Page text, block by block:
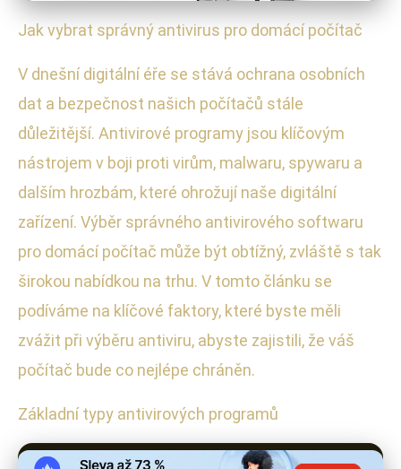
Jak vybrat nejlepší antivirus:
· 4 min čtení · Autor: Radek Kovář
Jak vybrat správný antivirus pro domácí počítač
V dnešní digitální éře se stává ochrana osobních
dat a bezpečnost našich počítačů stále
důležitější. Antivirové programy jsou klíčovým
nástrojem v boji proti virům, malwaru, spywaru a
dalším hrozbám, které ohrožují naše digitální
zařízení. Výběr správného antivirového softwaru
pro domácí počítač může být obtížný, zvláště s tak
širokou nabídkou na trhu. V tomto článku se
podíváme na klíčové faktory, které byste měli
zvážit při výběru antiviru, abyste zajistili, že váš
počítač bude co nejlépe chráněn.
Základní typy antivirových programů